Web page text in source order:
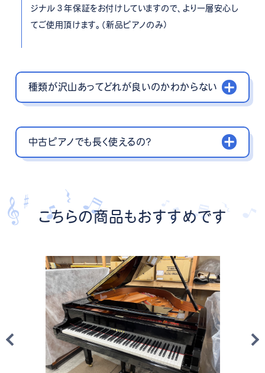
ジナル３年保証をお付けしていますので、より一層安心し
てご使用頂けます。（新品ピアノのみ）
種類が沢山あってどれが良いのかわからない
中古ピアノでも長く使えるの？
こちらの商品もおすすめです